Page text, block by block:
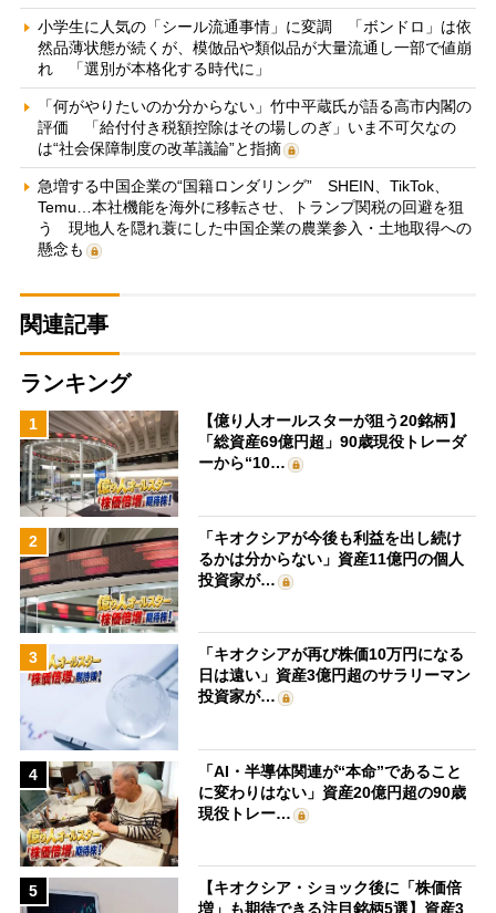
小学生に人気の「シール流通事情」に変調 「ボンドロ」は依
然品薄状態が続くが、模倣品や類似品が大量流通し一部で値崩
れ 「選別が本格化する時代に」
「何がやりたいのか分からない」竹中平蔵氏が語る高市内閣の
評価 「給付付き税額控除はその場しのぎ」いま不可欠なの
は“社会保障制度の改革議論”と指摘
急増する中国企業の“国籍ロンダリング” SHEIN、TikTok、
Temu…本社機能を海外に移転させ、トランプ関税の回避を狙
う 現地人を隠れ蓑にした中国企業の農業参入・土地取得への
懸念も
関連記事
ランキング
1
【億り人オールスターが狙う20銘柄】
「総資産69億円超」90歳現役トレーダ
ーから“10…
2
「キオクシアが今後も利益を出し続け
るかは分からない」資産11億円の個人
投資家が…
3
「キオクシアが再び株価10万円になる
日は遠い」資産3億円超のサラリーマン
投資家が…
4
「AI・半導体関連が“本命”であること
に変わりはない」資産20億円超の90歳
現役トレー…
5
【キオクシア・ショック後に「株価倍
増」も期待できる注目銘柄5選】資産3